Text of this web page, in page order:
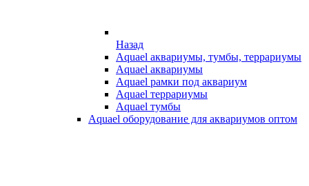
Назад
Aquael аквариумы, тумбы, террариумы
Aquael аквариумы
Aquael рамки под аквариум
Aquael террариумы
Aquael тумбы
Aquael оборудование для аквариумов оптом